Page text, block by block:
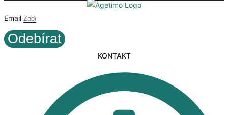
Email
Odebírat
KONTAKT